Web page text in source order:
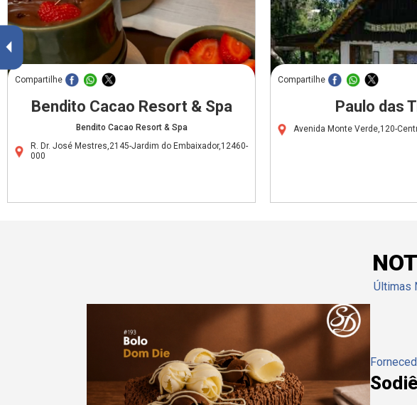
Compartilhe
Bendito Cacao Resort & Spa
Bendito Cacao Resort & Spa
R. Dr. José Mestres,2145-Jardim do Embaixador,12460-
000
Compartilhe
Paulo das
Avenida Monte Verde,120-
Últimas